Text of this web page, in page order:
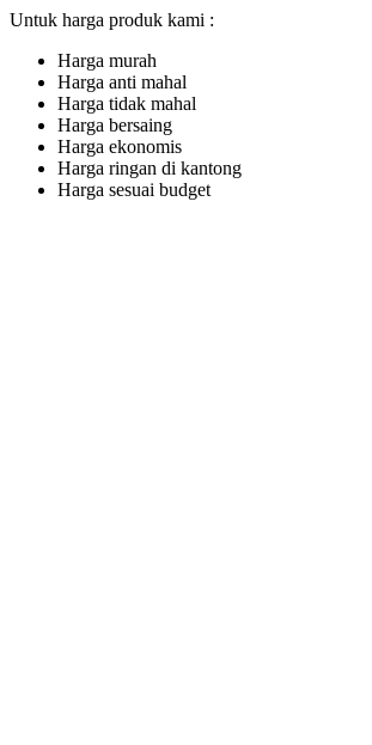
Untuk harga produk kami :
Harga murah
Harga anti mahal
Harga tidak mahal
Harga bersaing
Harga ekonomis
Harga ringan di kantong
Harga sesuai budget